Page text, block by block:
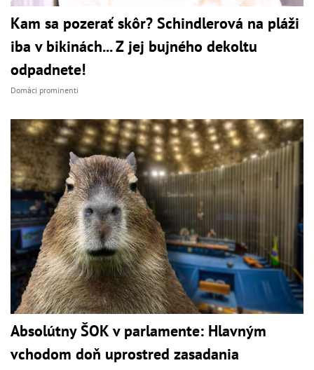
Kam sa pozerať skôr? Schindlerová na pláži
iba v bikinách... Z jej bujného dekoltu
odpadnete!
Domáci prominenti
Absolútny ŠOK v parlamente: Hlavným
vchodom doň uprostred zasadania